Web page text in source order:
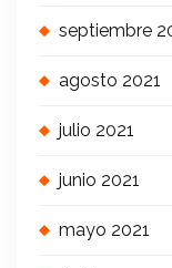
septiembre
agosto 2021
julio 2021
junio 2021
mayo 2021